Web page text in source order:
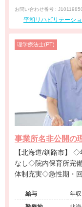
お問い合わせ番号 :
平和リハビリテーシ
理学療法士(PT)
事業所名非公開の
【北海道/釧路市】 ◇年間休日122日◇土日祝休み◇残業ほぼ
なし◇院内保育所完
体制充実◇急性期・
給与